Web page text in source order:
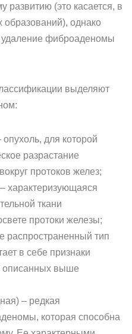
развитию (это касается, в
однако
удаление фиброаденомы
выделяют
для которой
разрастание
протоков желез;
характеризующаяся
ткани
протоки железы;
тип
в себе признаки
описанных выше
– редкая
которая способна